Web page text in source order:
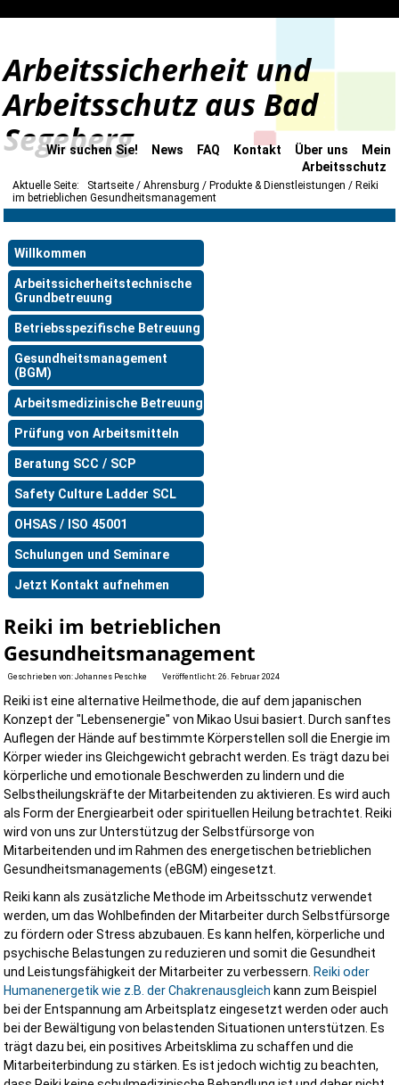
Arbeitssicherheit und
Arbeitsschutz aus Bad
Segeberg
Wir suchen Sie! News FAQ Kontakt Über uns
Mein
Arbeitsschutz
Aktuelle Seite: Startseite Ahrensburg Produkte & Dienstleistungen
Reiki
im betrieblichen Gesundheitsmanagement
Willkommen
Arbeitssicherheitstechnische
Grundbetreuung
Betriebsspezifische Betreuung
Gesundheitsmanagement
(BGM)
Arbeitsmedizinische Betreuung
Prüfung von Arbeitsmitteln
Beratung SCC / SCP
Safety Culture Ladder SCL
OHSAS / ISO 45001
Schulungen und Seminare
Jetzt Kontakt aufnehmen
Reiki im betrieblichen
Gesundheitsmanagement
Geschrieben von:Johannes Peschke Veröffentlicht: 26. Februar 2024
Reiki ist eine alternative Heilmethode, die auf dem japanischen
Konzept der "Lebensenergie" von Mikao Usui basiert. Durch sanftes
Auflegen der Hände auf bestimmte Körperstellen soll die Energie im
Körper wieder ins Gleichgewicht gebracht werden. Es trägt dazu bei
körperliche und emotionale Beschwerden zu lindern und die
Selbstheilungskräfte der Mitarbeitenden zu aktivieren. Es wird auch
als Form der Energiearbeit oder spirituellen Heilung betrachtet. Reiki
wird von uns zur Unterstützug der Selbstfürsorge von
Mitarbeitenden und im Rahmen des energetischen betrieblichen
Gesundheitsmanagements (eBGM) eingesetzt.
Reiki kann als zusätzliche Methode im Arbeitsschutz verwendet
werden, um das Wohlbefinden der Mitarbeiter durch Selbstfürsorge
zu fördern oder Stress abzubauen. Es kann helfen, körperliche und
psychische Belastungen zu reduzieren und somit die Gesundheit
und Leistungsfähigkeit der Mitarbeiter zu verbessern. Reiki oder
Humanenergetik wie z.B. der Chakrenausgleich kann zum Beispiel
bei der Entspannung am Arbeitsplatz eingesetzt werden oder auch
bei der Bewältigung von belastenden Situationen unterstützen. Es
trägt dazu bei, ein positives Arbeitsklima zu schaffen und die
Mitarbeiterbindung zu stärken. Es ist jedoch wichtig zu beachten,